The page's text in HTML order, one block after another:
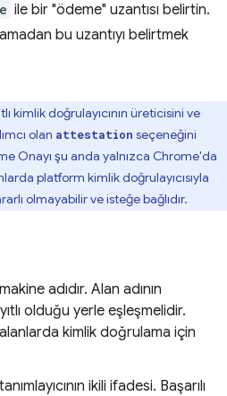
ile bir "ödeme" uzantısı belirtin.
bu uzantıyı belirtmek
kimlik doğrulayıcının üreticisini ve
olan attestation seçeneğini
Onayı şu anda yalnızca Chrome'da
platform kimlik doğrulayıcısıyla
olmayabilir ve isteğe bağlıdır.
adıdır. Alan adının
olduğu yerle eşleşmelidir.
kimlik doğrulama için
ikili ifadesi. Başarılı